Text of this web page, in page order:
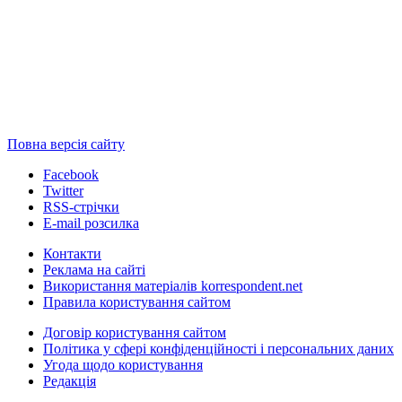
Повна версія сайту
Facebook
Twitter
RSS-стрічки
E-mail розсилка
Контакти
Реклама на сайті
Використання матеріалів korrespondent.net
Правила користування сайтом
Договір користування сайтом
Політика у сфері конфіденційності і персональних даних
Угода щодо користування
Редакція